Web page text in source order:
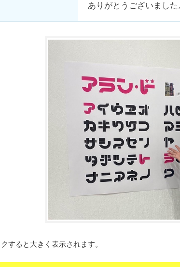
ありがとうございました
すると大きく表示されます。